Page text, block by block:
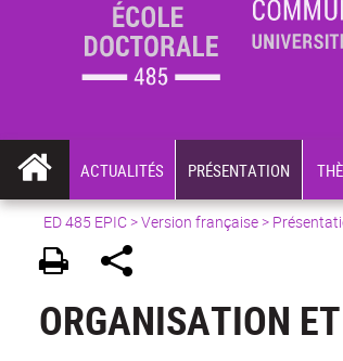
ACTUALITÉS PRÉSENTATION
ED 485 EPIC>Version française>
ORGANISATION